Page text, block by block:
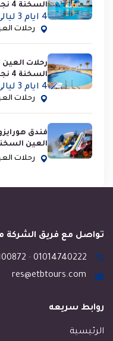
السخنة 4 نجوم
4 ايام 3 ليالى - 6750 جنية مصري
رحلات
رحلات
السخنة 4 نجوم
4 ايام 3 ليالى - 8250 جنية مصري
رحلات
فندق
العين
رحلات
تواصل مع فريق الشركة
01014740222
-
res@etbtours.com
روابط سريعه
الرئيسية